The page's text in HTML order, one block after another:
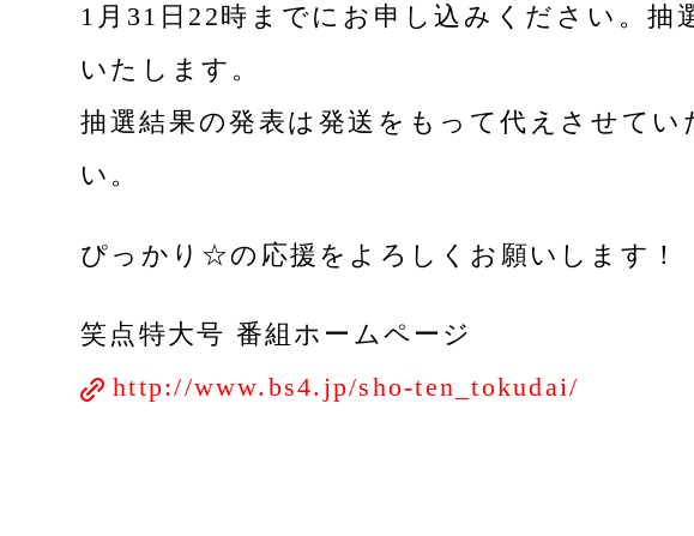
1月31日22時までにお申し込みください。
いたします。
抽選結果の発表は発送をもって代えさせて
い。
ぴっかり☆の応援をよろしくお願いします！
笑点特大号 番組ホームページ
http://www.bs4.jp/sho-ten_tokudai/